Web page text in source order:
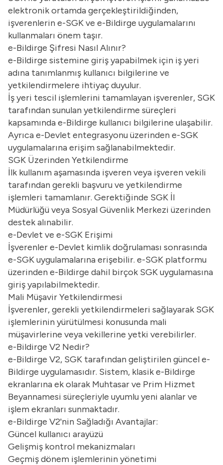
elektronik ortamda gerçekleştirildiğinden,
işverenlerin e-SGK ve e-Bildirge uygulamalarını
kullanmaları önem taşır.
e-Bildirge Şifresi Nasıl Alınır?
e-Bildirge sistemine giriş yapabilmek için iş yeri
adına tanımlanmış kullanıcı bilgilerine ve
yetkilendirmelere ihtiyaç duyulur.
İş yeri tescil işlemlerini tamamlayan işverenler, SGK
tarafından sunulan yetkilendirme süreçleri
kapsamında e-Bildirge kullanıcı bilgilerine ulaşabilir.
Ayrıca e-Devlet entegrasyonu üzerinden e-SGK
uygulamalarına erişim sağlanabilmektedir.
SGK Üzerinden Yetkilendirme
İlk kullanım aşamasında işveren veya işveren vekili
tarafından gerekli başvuru ve yetkilendirme
işlemleri tamamlanır. Gerektiğinde SGK İl
Müdürlüğü veya Sosyal Güvenlik Merkezi üzerinden
destek alınabilir.
e-Devlet ve e-SGK Erişimi
İşverenler e-Devlet kimlik doğrulaması sonrasında
e-SGK uygulamalarına erişebilir. e-SGK platformu
üzerinden e-Bildirge dahil birçok SGK uygulamasına
giriş yapılabilmektedir.
Mali Müşavir Yetkilendirmesi
İşverenler, gerekli yetkilendirmeleri sağlayarak SGK
işlemlerinin yürütülmesi konusunda mali
müşavirlerine veya vekillerine yetki verebilirler.
e-Bildirge V2 Nedir?
e-Bildirge V2, SGK tarafından geliştirilen güncel e-
Bildirge uygulamasıdır. Sistem, klasik e-Bildirge
ekranlarına ek olarak Muhtasar ve Prim Hizmet
Beyannamesi süreçleriyle uyumlu yeni alanlar ve
işlem ekranları sunmaktadır.
e-Bildirge V2'nin Sağladığı Avantajlar:
Güncel kullanıcı arayüzü
Gelişmiş kontrol mekanizmaları
Geçmiş dönem işlemlerinin yönetimi